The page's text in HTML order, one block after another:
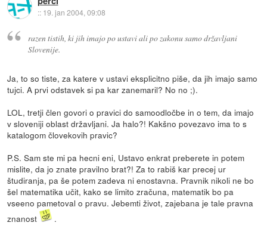
:: 19. jan 2004, 09:08
razen tistih, ki jih imajo po ustavi ali po zakonu samo državljani
Slovenije.
Ja, to so tiste, za katere v ustavi eksplicitno piše, da jih imajo samo
tujci. A prvi odstavek si pa kar zanemaril? No no ;).
LOL, tretji člen govori o pravici do samoodločbe in o tem, da imajo
v sloveniji oblast državljani. Ja halo?! Kakšno povezavo ima to s
katalogom človekovih pravic?
P.S. Sam ste mi pa hecni eni, Ustavo enkrat preberete in potem
mislite, da jo znate pravilno brat?! Za to rabiš kar precej ur
študiranja, pa še potem zadeva ni enostavna. Pravnik nikoli ne bo
šel matematika učit, kako se limito zračuna, matematik bo pa
vseeno pametoval o pravu. Jebemti život, zajebana je tale pravna
znanost
.